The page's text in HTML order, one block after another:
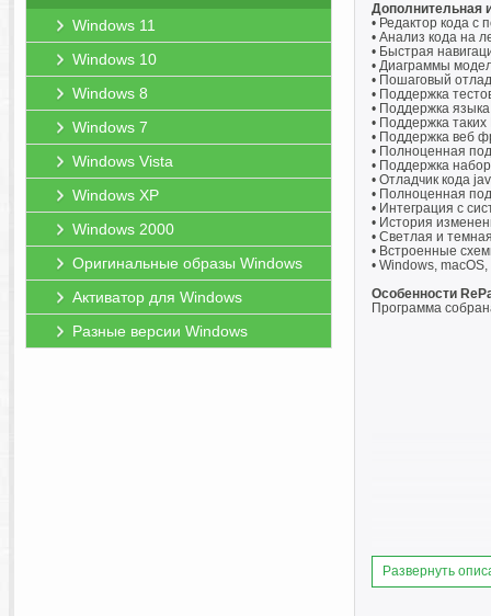
Windows 11
Windows 10
Windows 8
Windows 7
Windows Vista
Windows XP
Windows 2000
Оригинальные образы Windows
Активатор для Windows
Разные версии Windows
Дополнительная
• Редактор кода с
• Анализ кода на
• Быстрая
• Диаграммы
• Пошаговый
• Поддержка
• Поддержка
• Поддержка
• Поддержка веб
• Полноценная
• Поддержка
• Отладчик кода
• Полноценная
• Интеграция с
• История
• Светлая и
• Встроенные
• Windows,
Особенности
Программа
Развернуть